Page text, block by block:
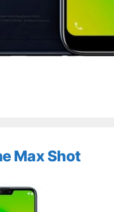
Max Shot